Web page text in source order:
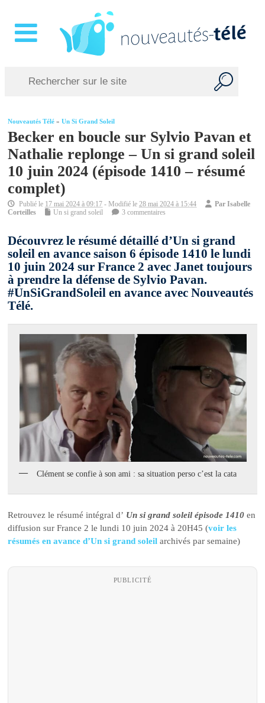
Nouveautés Télé »Un Si Grand Soleil
Becker en boucle sur Sylvio Pavan et
Nathalie replonge – Un si grand soleil
10 juin 2024 (épisode 1410 – résumé
complet)
Publié le 17 mai 2024 à 09:17 - Modifié le28 mai 2024 à 15:44 ParIsabelle
Corteilles
Un si grand soleil 3 commentaires
Découvrez le résumé détaillé d’Un si grand
soleil en avance saison 6 épisode 1410 le lundi
10 juin 2024 sur France 2 avec Janet toujours
à prendre la défense de Sylvio Pavan.
#UnSiGrandSoleil en avance avec Nouveautés
Télé.
Clément se confie à son ami : sa situation perso c’est la cata
Retrouvez le résumé intégral d’ Un si grand soleil épisode 1410 en
diffusion sur France 2 le lundi 10 juin 2024 à 20H45 (voir les
résumés en avance d’Un si grand soleil archivés par semaine)
PUBLICITÉ